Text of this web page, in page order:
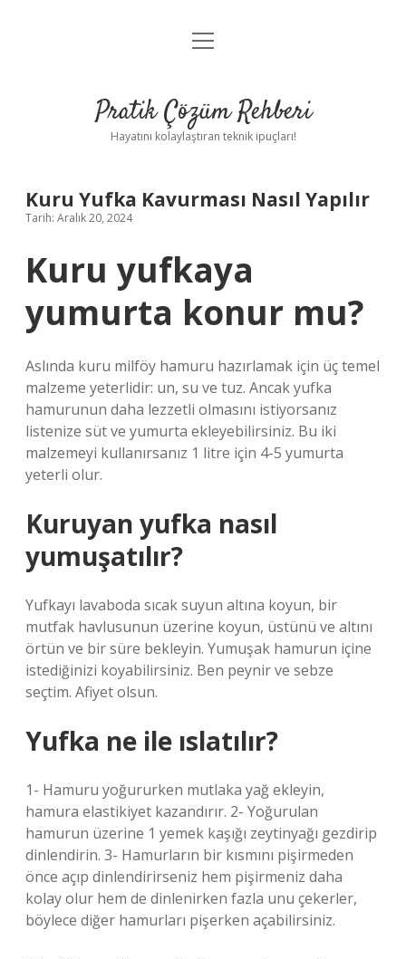
Anasayfa
Yasal Uyarı
menüyü
Pratik Çözüm Rehberi
Hayatını kolaylaştıran teknik ipuçları!
Kuru Yufka Kavurması Nasıl Yapılır
Tarih: Aralık 20, 2024
Kuru yufkaya
yumurta konur mu?
Aslında kuru milföy hamuru hazırlamak için üç temel
malzeme yeterlidir: un, su ve tuz. Ancak yufka
hamurunun daha lezzetli olmasını istiyorsanız
listenize süt ve yumurta ekleyebilirsiniz. Bu iki
malzemeyi kullanırsanız 1 litre için 4-5 yumurta
yeterli olur.
Kuruyan yufka nasıl
yumuşatılır?
Yufkayı lavaboda sıcak suyun altına koyun, bir
mutfak havlusunun üzerine koyun, üstünü ve altını
örtün ve bir süre bekleyin. Yumuşak hamurun içine
istediğinizi koyabilirsiniz. Ben peynir ve sebze
seçtim. Afiyet olsun.
Yufka ne ile ıslatılır?
1- Hamuru yoğururken mutlaka yağ ekleyin,
hamura elastikiyet kazandırır. 2- Yoğurulan
hamurun üzerine 1 yemek kaşığı zeytinyağı gezdirip
dinlendirin. 3- Hamurların bir kısmını pişirmeden
önce açıp dinlendirirseniz hem pişirmeniz daha
kolay olur hem de dinlenirken fazla unu çekerler,
böylece diğer hamurları pişerken açabilirsiniz.